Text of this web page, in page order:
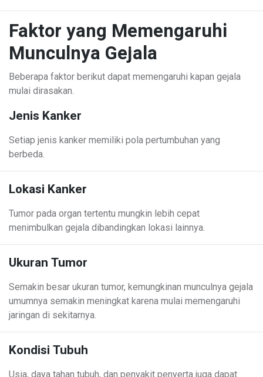
Faktor yang Memengaruhi
Munculnya Gejala
Beberapa faktor berikut dapat memengaruhi kapan gejala
mulai dirasakan.
Jenis Kanker
Setiap jenis kanker memiliki pola pertumbuhan yang
berbeda.
Lokasi Kanker
Tumor pada organ tertentu mungkin lebih cepat
menimbulkan gejala dibandingkan lokasi lainnya.
Ukuran Tumor
Semakin besar ukuran tumor, kemungkinan munculnya gejala
umumnya semakin meningkat karena mulai memengaruhi
jaringan di sekitarnya.
Kondisi Tubuh
Usia, daya tahan tubuh, dan penyakit penyerta juga dapat